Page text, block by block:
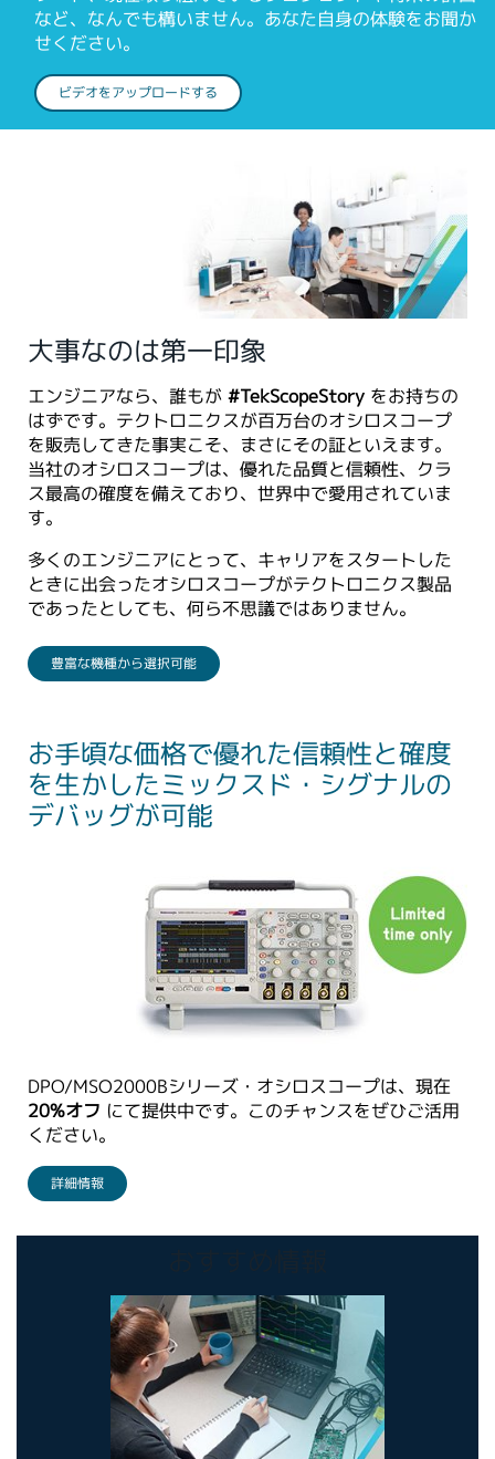
など、なんでも構いません。あなた自身の体験をお聞か
せください。
ビデオをアップロードする
大事なのは第一印象
エンジニアなら、誰もが #TekScopeStory をお持ちの
はずです。テクトロニクスが百万台のオシロスコープ
を販売してきた事実こそ、まさにその証といえます。
当社のオシロスコープは、優れた品質と信頼性、クラ
ス最高の確度を備えており、世界中で愛用されていま
す。
多くのエンジニアにとって、キャリアをスタートした
ときに出会ったオシロスコープがテクトロニクス製品
であったとしても、何ら不思議ではありません。
豊富な機種から選択可能
お手頃な価格で優れた信頼性と確度
を生かしたミックスド・シグナルの
デバッグが可能
DPO/MSO2000Bシリーズ・オシロスコープは、現在
20%オフ にて提供中です。このチャンスをぜひご活用
ください。
詳細情報